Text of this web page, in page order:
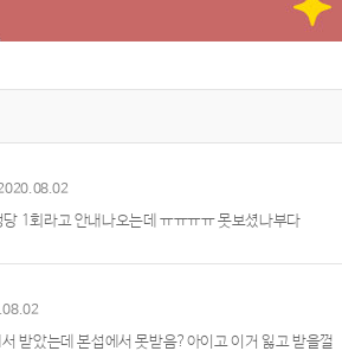
1회라고 안내나오는데 ㅠㅠㅠㅠ 못보셨나부다
받았는데 본섭에서 못받음?아이고 이거 잃고 받을껄